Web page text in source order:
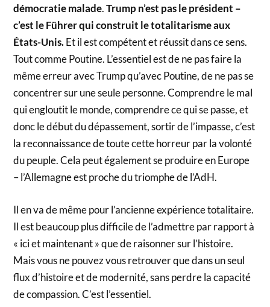
démocratie malade.Trump n’est pas le président –
c’est le Führer qui construit le totalitarisme aux
États-Unis.Et il est compétent et réussit dans ce sens.
Tout comme Poutine. L’essentiel est de ne pas faire la
même erreur avec Trump qu’avec Poutine, de ne pas se
concentrer sur une seule personne. Comprendre le mal
qui engloutit le monde, comprendre ce qui se passe, et
donc le début du dépassement, sortir de l’impasse, c’est
la reconnaissance de toute cette horreur par la volonté
du peuple. Cela peut également se produire en Europe
– l’Allemagne est proche du triomphe de l’AdH.
Il en va de même pour l’ancienne expérience totalitaire.
Il est beaucoup plus difficile de l’admettre par rapport à
« ici et maintenant » que de raisonner sur l’histoire.
Mais vous ne pouvez vous retrouver que dans un seul
flux d’histoire et de modernité, sans perdre la capacité
de compassion. C’est l’essentiel.